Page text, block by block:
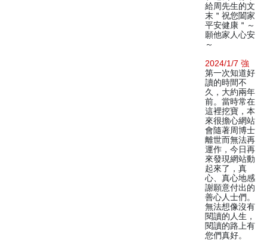
給周先生的文
末＂祝您闔家
平安健康＂～
願他家人心安
～
2024/1/7 強
第一次知道好
讀的時間不
久，大約兩年
前。當時常在
這裡挖寶，本
來很擔心網站
會隨著周博士
離世而無法再
運作，今日再
來發現網站動
起來了，真
心、真心地感
謝願意付出的
善心人士們。
無法想像沒有
閱讀的人生，
閱讀的路上有
您們真好。